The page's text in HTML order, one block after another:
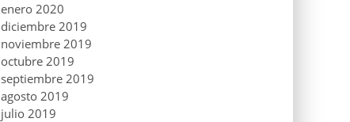
enero 2020
diciembre 2019
noviembre 2019
octubre 2019
septiembre 2019
agosto 2019
julio 2019